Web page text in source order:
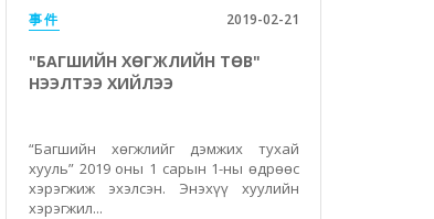
事件 2019-02-21
"БАГШИЙН ХӨГЖЛИЙН ТӨВ"
НЭЭЛТЭЭ ХИЙЛЭЭ
“Багшийн хөгжлийг дэмжих тухай
хууль” 2019 оны 1 сарын 1-ны өдрөөс
хэрэгжиж эхэлсэн. Энэхүү хуулийн
хэрэгжил...